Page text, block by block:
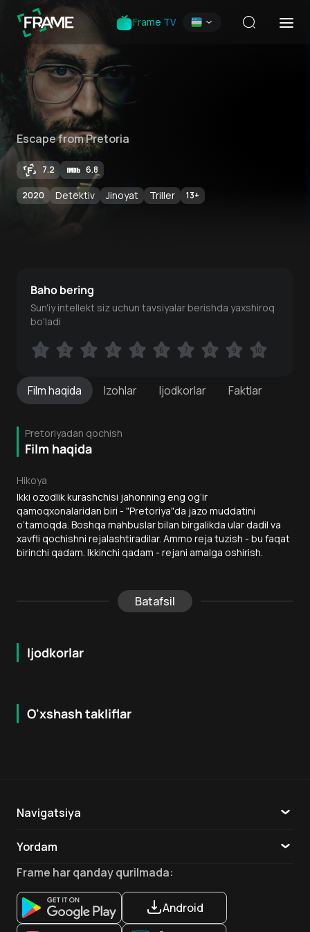
Frame TV
Escape from Pretoria
7.2 6.8
2020 Detektiv Jinoyat Triller 13+
Filmhaqida Izohlar Ijodkorlar Faktlar
Pretoriyadan qochish
Film haqida
Hikoya
Ikki ozodlik kurashchisi jahonning eng og‘ir
qamoqxonalaridan biri - "Pretoriya"da jazo muddatini
o‘tamoqda. Boshqa mahbuslar bilan birgalikda ular dadil va
xavfli qochishni rejalashtiradilar. Ammo reja tuzish - bu faqat
birinchi qadam. Ikkinchi qadam - rejani amalga oshirish.
Batafsil
Ijodkorlar
Baho bering
Sun'iy intellekt siz uchun tavsiyalar berishda yaxshiroq
bo'ladi
1 2 3 4 5 6 7 8 9 10
1 2 3 4 5 6 7 8 9 10
O'xshash takliflar
16 + 7.9
Navigatsiya
Yordam
Aloqa
Ilovalar
Frame har qanday qurilmada:
Android